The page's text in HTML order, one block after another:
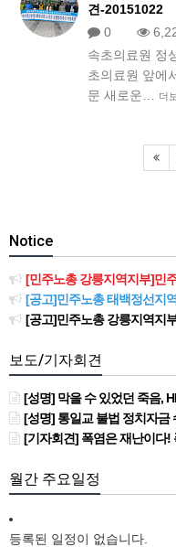
견-20151022
0
속초의료원 정
초의료원 앞에
문 새로운…
더
Notice
[민주노총 강릉지역지부]민주노총
[공고]민주노총 태백정선지역지
[공고]민주노총 강릉지역지부
보도/기자회견
[성명] 막을 수 있었던 죽음, HL만도가 책임져라 : 청
[성명] 통일교 불법 정치자금
[기자회견] 폭염은 재난이다! 폭염으로부터 안전한
월간 주요일정
등록된 일정이 없습니다.